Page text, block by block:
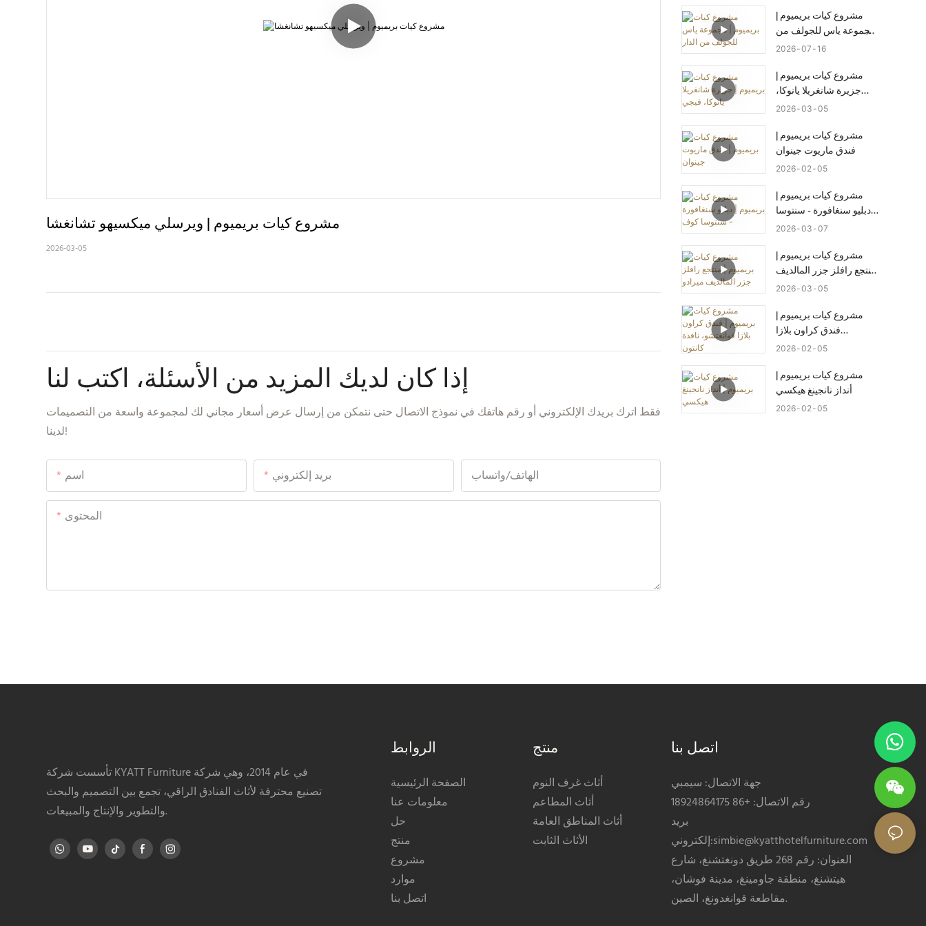
مشروع كيات بريميوم | ويرسلي ميكسيهو تشانغشا
2026-03-05
إذا كان لديك المزيد من الأسئلة، اكتب لنا
فقط اترك بريدك الإلكتروني أو رقم هاتفك في نموذج الاتصال حتى نتمكن من إرسال عرض أسعار مجاني لك لمجموعة واسعة من التصميمات
لدينا!
اسم بريد إلكتروني الهاتف/واتساب
المحتوى
مشروع كيات بريميوم |
مجموعة ياس للجولف من
الدار
2026 07 16
مشروع كيات بريميوم |
جزيرة شانغريلا يانوكا،
فيجي
2026 03 05
مشروع كيات بريميوم |
فندق ماريوت جينوان
2026 02 05
مشروع كيات بريميوم |
دبليو سنغافورة - سنتوسا
كوف
2026 03 07
مشروع كيات بريميوم |
منتجع رافلز جزر المالديف
ميرادو
2026 03 05
مشروع كيات بريميوم |
فندق كراون بلازا
قوانغتشو، نافذة كانتون
2026 02 05
مشروع كيات بريميوم |
أنداز نانجينغ هيكسي
2026 02 05
تأسست شركة KYATT Furniture في عام 2014، وهي شركة
تصنيع محترفة لأثاث الفنادق الراقي، تجمع بين التصميم والبحث
والتطوير والإنتاج والمبيعات.
الروابط
الصفحة الرئيسية
معلومات عنا
حل
منتج
مشروع
موارد
اتصل بنا
منتج
أثاث غرف النوم
أثاث المطاعم
أثاث المناطق العامة
الأثاث الثابت
اتصل بنا
جهة الاتصال: سيمبي
رقم الاتصال: +86 18924864175
بريد
إلكتروني:simbie@kyatthotelfurniture.com
العنوان: رقم 268 طريق دونغتشنغ، شارع
هيتشنغ، منطقة جاومينغ، مدينة فوشان،
مقاطعة قوانغدونغ، الصين.